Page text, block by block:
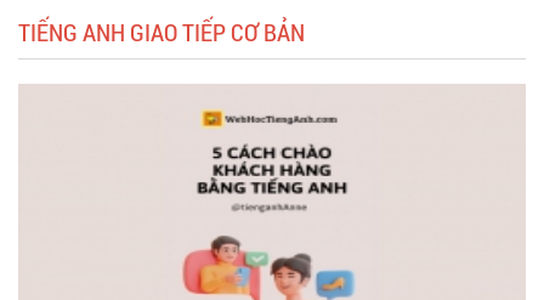
TIẾNG ANH GIAO TIẾP CƠ BẢN